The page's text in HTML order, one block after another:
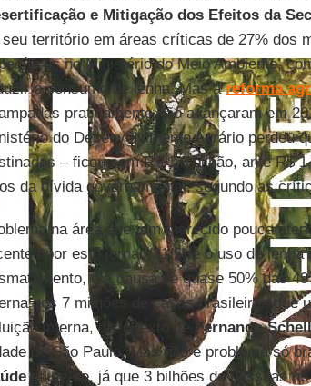
e Mitigação dos Efeitos da
seu território em áreas críticas de 27% dos
no Ministério do Meio Ambiente,
o consumo de lenha. Mas areforma
praticamente não avançaram em
do Desenvolvimento Agrário perdeu
– ficou com R$ 1,8 bilhão, ante R$
da dívida governamental, segundo as
na área que tem merecido pouca
por este jornal (31/5) é o uso de lenha
é a causa de quase 50% das
nos 7 milhões de casas brasileiras que
interna, diz o texto de
Fernando
de São Paulo. Mas não é problema só
aflige-se, já que 3 bilhões de pessoas